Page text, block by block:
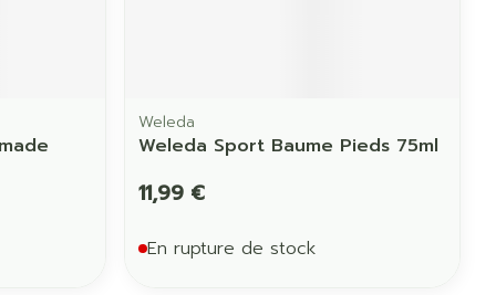
Weleda
Weleda Sport Baume Pieds 75ml
11,99 €
En rupture de stock